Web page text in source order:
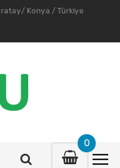
Konya / Türkiye
0